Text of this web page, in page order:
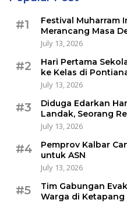
#1
Festival Muharram
Merancang Masa
July 13, 2026
#2
Hari Pertama
ke Kelas di
July 13, 2026
#3
Diduga Edarkan
Landak, Seorang
July 13, 2026
#4
Pemprov Kalbar
untuk ASN
July 13, 2026
#5
Tim Gabungan
Warga di Ketapang